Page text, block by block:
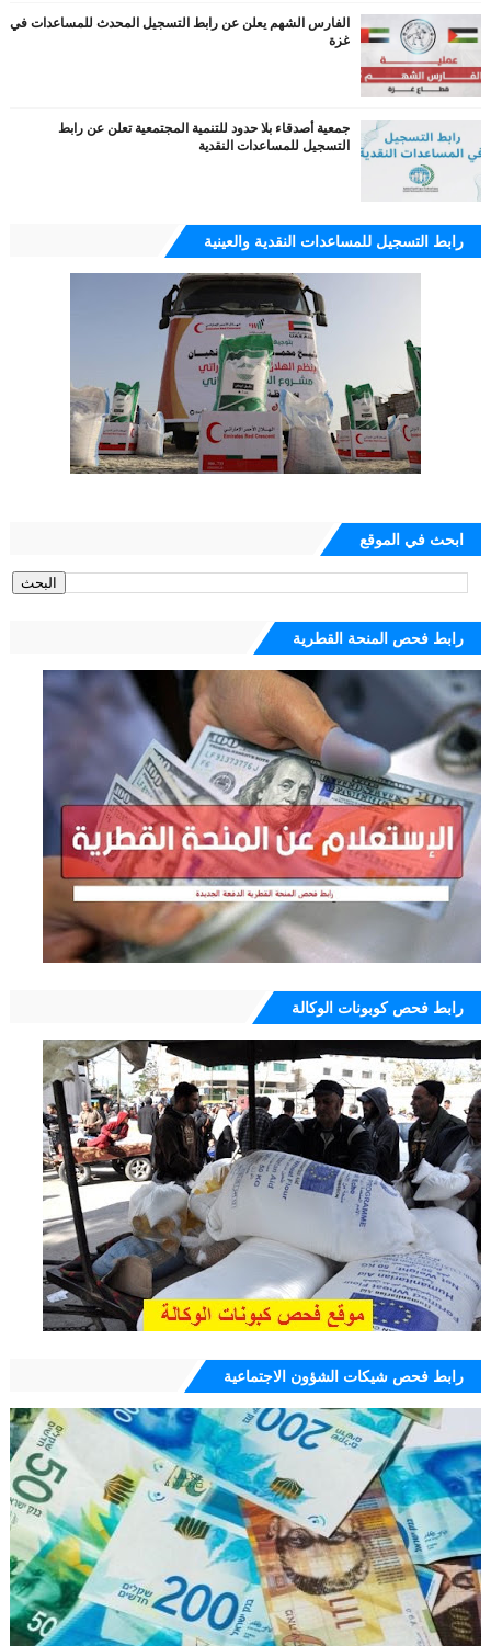
الفارس الشهم يعلن عن رابط التسجيل المحدث للمساعدات في
غزة
جمعية أصدقاء بلا حدود للتنمية المجتمعية تعلن عن رابط
التسجيل للمساعدات النقدية
رابط التسجيل للمساعدات النقدية والعينية
ابحث في الموقع
رابط فحص المنحة القطرية
رابط فحص كوبونات الوكالة
رابط فحص شيكات الشؤون الاجتماعية